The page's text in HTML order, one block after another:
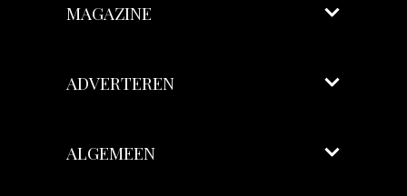
MAGAZINE
ADVERTEREN
ALGEMEEN